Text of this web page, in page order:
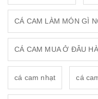
CÁ CAM LÀM MÓN GÌ
CÁ CAM MUA Ở ĐÂU
cá cam nhạt cá